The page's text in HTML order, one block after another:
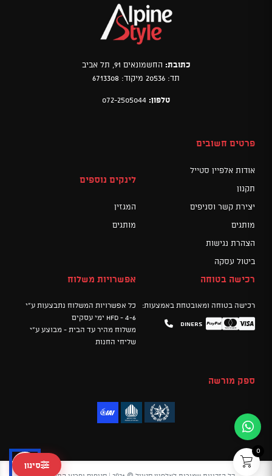
סינון
כתובת: החשמונאים 91, תל אביב
תד: 20536 מיקוד: 6713308
טלפון: 072-2505044
פרטים חשובים
אודות אלפיין סטייל
תקנון
יצירת קשר וסניפים
מותגים
הצהרת נגישות
ביטול עסקה
לינקים נוספים
המגזין
מותגים
רכישה בטוחה
רכישה בטוחה ומאובטחת באמצעות:
Visa
Mastercard
PayPal
Diners
אפשרויות משלוח
כל אפשרויות המשלוח נתבצעות ע"י
HFD - 4-6 ימי עסקים
משלוח מהיר עד הבית - מבוצע ע"י
שליחי החנות
ספק מורשה
0